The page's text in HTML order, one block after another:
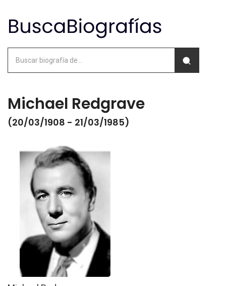
Michael Redgrave
(20/03/1908 - 21/03/1985)